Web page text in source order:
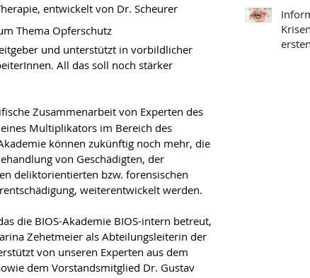
entwickelt von Dr. Scheurer
Thema Opferschutz
und unterstützt in vorbildlicher
All das soll noch stärker
Zusammenarbeit von Experten des
Multiplikators im Bereich des
können zukünftig noch mehr, die
von Geschädigten, der
deliktorientierten bzw. forensischen
weiterentwickelt werden.
die BIOS-Akademie BIOS-intern betreut,
Zehetmeier als Abteilungsleiterin der
von unseren Experten aus dem
dem Vorstandsmitglied Dr. Gustav